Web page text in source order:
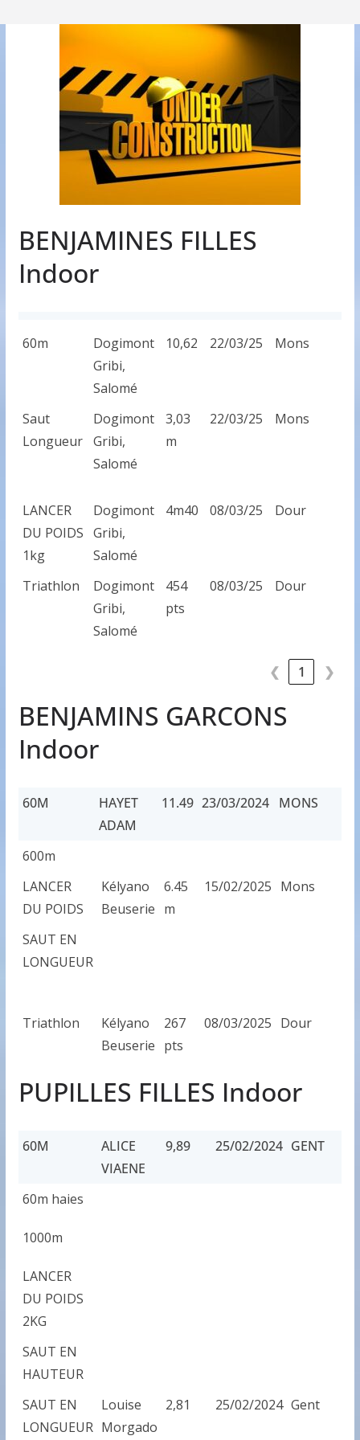
BENJAMINES FILLES
Indoor
60m
Dogimont
Gribi,
Salomé
10,62 22/03/25 Mons
Saut
Longueur
Dogimont
Gribi,
Salomé
3,03
m
22/03/25 Mons
LANCER
DU POIDS
1kg
Dogimont
Gribi,
Salomé
4m40 08/03/25 Dour
Triathlon
Dogimont
Gribi,
Salomé
454
pts
08/03/25 Dour
❮ 1 ❯
BENJAMINS GARCONS
Indoor
60M
HAYET
ADAM
11.49 23/03/2024 MONS
60M
600m
LANCER
DU POIDS
Kélyano
Beuserie
6.45
m
15/02/2025 Mons
SAUT EN
LONGUEUR
Triathlon
Kélyano
Beuserie
267
pts
08/03/2025 Dour
PUPILLES FILLES Indoor
60M
ALICE
VIAENE
9,89 25/02/2024 GENT
60M
60m haies
1000m
LANCER
DU POIDS
2KG
SAUT EN
HAUTEUR
SAUT EN
LONGUEUR
Louise
Morgado
2,81 25/02/2024 Gent